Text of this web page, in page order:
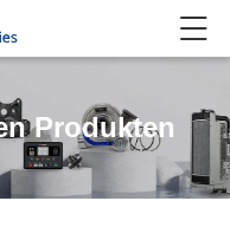
Produkten